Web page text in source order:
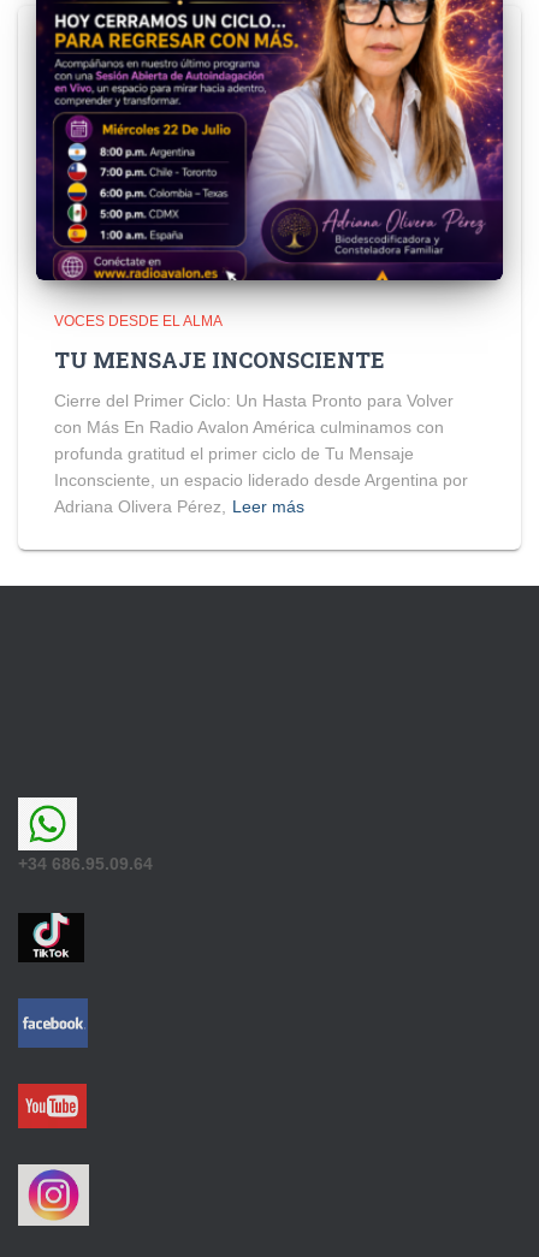
VOCES DESDE EL ALMA
TU MENSAJE INCONSCIENTE
Cierre del Primer Ciclo: Un Hasta Pronto para Volver
con Más En Radio Avalon América culminamos con
profunda gratitud el primer ciclo de Tu Mensaje
Inconsciente, un espacio liderado desde Argentina por
Adriana Olivera Pérez, Leer más
+34 686.95.09.64